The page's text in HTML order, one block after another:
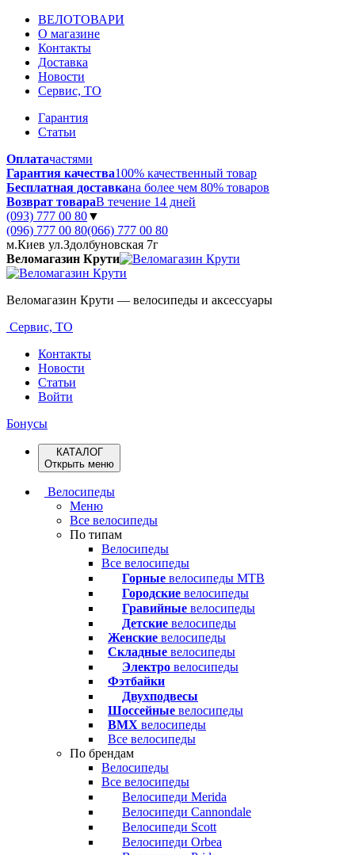
ВЕЛОТОВАРИ
О магазине
Контакты
Доставка
Новости
Сервис, ТО
Гарантия
Статьи
Оплатачастями
Гарантия качества100% качественный товар
Бесплатная доставкана более чем 80% товаров
Возврат товараВ течение 14 дней
(093) 777 00 80▼
(096) 777 00 80(066) 777 00 80
м.Киев ул.Здолбуновская 7г
Веломагазин Крути
Веломагазин Крути — велосипеды и аксессуары
Сервис, ТО
Контакты
Новости
Статьи
Войти
Бонусы
КАТАЛОГ
Открыть меню
Велосипеды
Меню
Все велосипеды
По типам
Велосипеды
Все велосипеды
Горные велосипеды MTB
Городские велосипеды
Гравийные велосипеды
Детские велосипеды
Женские велосипеды
Складные велосипеды
Электро велосипеды
Фэтбайки
Двухподвесы
Шоссейные велосипеды
BMX велосипеды
Все велосипеды
По брендам
Велосипеды
Все велосипеды
Велосипеди Merida
Велосипеди Cannondale
Велосипеди Scott
Велосипеди Orbea